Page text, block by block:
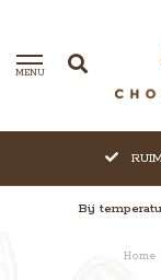
MENU
Bij
Home